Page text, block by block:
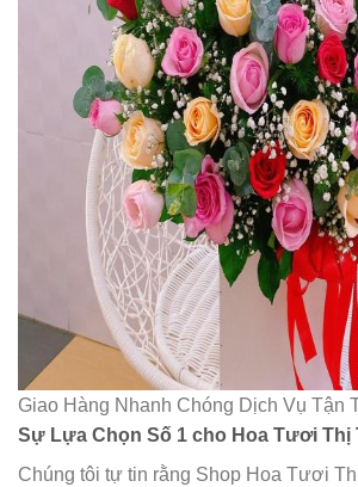
Giao Hàng Nhanh Chóng Dịch Vụ Tận
Sự Lựa Chọn Số 1 cho Hoa Tươi Thị
Chúng tôi tự tin rằng Shop Hoa Tươi